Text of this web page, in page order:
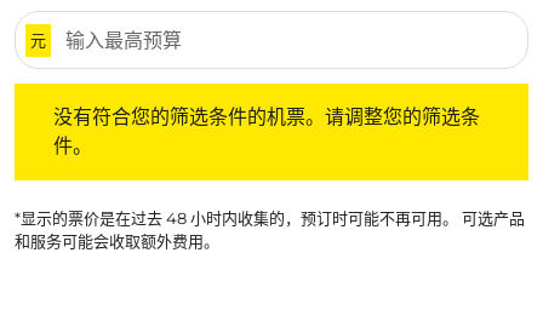
元
没有符合您的筛选条件的机票。请调整您的筛选条
件。
*显示的票价是在过去 48 小时内收集的，预订时可能不再可用。 可选产品
和服务可能会收取额外费用。